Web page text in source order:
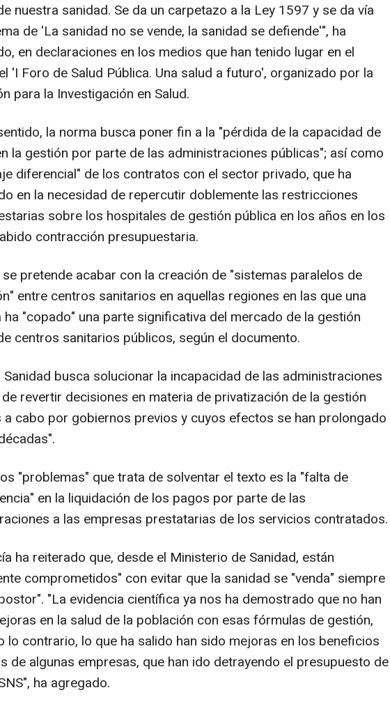
nuestra sanidad. Se da un carpetazo a la Ley 1597 y se da vía
de 'La sanidad no se vende, la sanidad se defiende'", ha
en declaraciones en los medios que han tenido lugar en el
'I Foro de Salud Pública. Una salud a futuro', organizado por la
para la Investigación en Salud.
la norma busca poner fin a la "pérdida de la capacidad de
la gestión por parte de las administraciones públicas"; así como
diferencial" de los contratos con el sector privado, que ha
en la necesidad de repercutir doblemente las restricciones
sobre los hospitales de gestión pública en los años en los
contracción presupuestaria.
pretende acabar con la creación de "sistemas paralelos de
entre centros sanitarios en aquellas regiones en las que una
ha "copado" una parte significativa del mercado de la gestión
centros sanitarios públicos, según el documento.
Sanidad busca solucionar la incapacidad de las administraciones
revertir decisiones en materia de privatización de la gestión
a cabo por gobiernos previos y cuyos efectos se han prolongado
"problemas" que trata de solventar el texto es la "falta de
en la liquidación de los pagos por parte de las
a las empresas prestatarias de los servicios contratados.
ha reiterado que, desde el Ministerio de Sanidad, están
comprometidos" con evitar que la sanidad se "venda" siempre
"La evidencia científica ya nos ha demostrado que no han
en la salud de la población con esas fórmulas de gestión,
lo contrario, lo que ha salido han sido mejoras en los beneficios
de algunas empresas, que han ido detrayendo el presupuesto de
ha agregado.